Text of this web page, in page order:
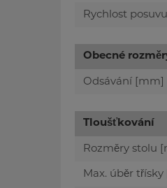
Rychlost posuvu
Obecné
Odsávání [mm]
Tloušťkování
Rozměry stolu
Max. úběr třísky